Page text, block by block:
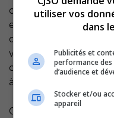
communautaire de
et d’acheteurs pour
objets se déroulera
visite des étals de
compter de midi et
à 14 h..
Ce futur magasin
utiliser vos
dans
Publicités et
performance
d’audience et
Stocker et/ou
appareil